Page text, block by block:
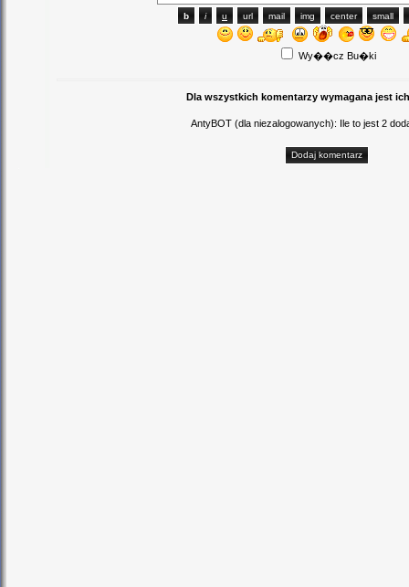
Wy��cz Bu�ki
Dla wszystkich komentarzy wymagana jest
AntyBOT (dla niezalogowanych): Ile to jest 2